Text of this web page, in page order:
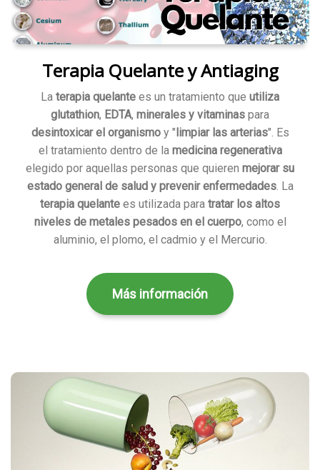
Terapia Quelante y Antiaging
La terapia quelante es un tratamiento que utiliza
glutathion, EDTA, minerales y vitaminas para
desintoxicar el organismoy "limpiar las arterias". Es
el tratamiento dentro de la medicina regenerativa
elegido por aquellas personas que quieren mejorar su
estado general de salud y prevenir enfermedades. La
terapia quelante es utilizada para tratar los altos
niveles de metales pesados en el cuerpo, como el
aluminio, el plomo, el cadmio y el Mercurio.
Más información